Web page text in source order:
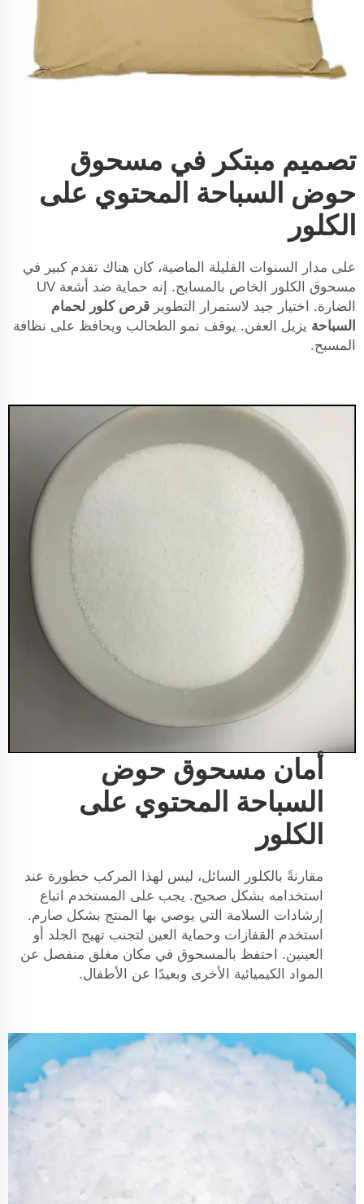
تصميم مبتكر في مسحوق
حوض السباحة المحتوي على
الكلور
على مدار السنوات القليلة الماضية، كان هناك تقدم كبير في
مسحوق الكلور الخاص بالمسابح. إنه حماية ضد أشعة UV
الضارة. اختيار جيد لاستمرار التطوير قرص كلور لحمام
السباحة يزيل العفن. يوقف نمو الطحالب ويحافظ على نظافة
المسبح.
أمان مسحوق حوض
السباحة المحتوي على
الكلور
مقارنةً بالكلور السائل، ليس لهذا المركب خطورة عند
استخدامه بشكل صحيح. يجب على المستخدم اتباع
إرشادات السلامة التي يوصي بها المنتج بشكل صارم.
استخدم القفازات وحماية العين لتجنب تهيج الجلد أو
العينين. احتفظ بالمسحوق في مكان مغلق منفصل عن
المواد الكيميائية الأخرى وبعيدًا عن الأطفال.